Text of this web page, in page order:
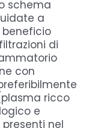
schema
a
di
con
ricco
e
nel